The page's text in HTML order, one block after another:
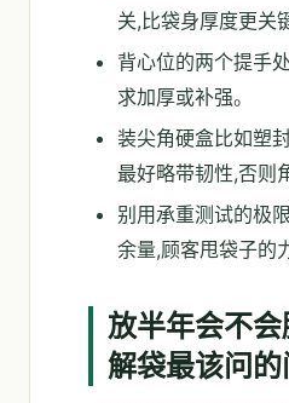
关,比袋身厚度更关
背心位的两个提手
求加厚或补强。
装尖角硬盒比如塑
最好略带韧性,否则
别用承重测试的极
余量,顾客甩袋子的
放半年会不
解袋最该问的